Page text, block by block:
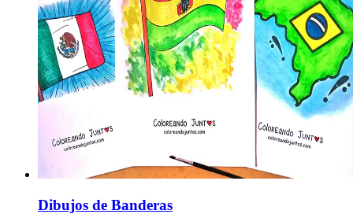
Dibujos de Banderas